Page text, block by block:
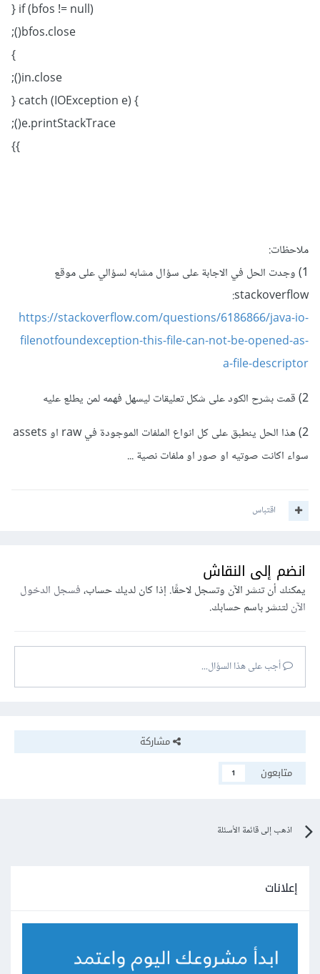
}
} catch (IOException e) {
}
}
ملاحظات:
1) وجدت الحل في الاجابة على سؤال مشابه لسؤالي على موقع
stackoverflow:
https://stackoverflow.com/questions/6186866/java-io-
filenotfoundexception-this-file-can-not-be-opened-as-
a-file-descriptor
2) قمت بشرح الكود على شكل تعليقات ليسهل فهمه لمن يطلع عليه
2) هذا الحل ينطبق على كل انواع الملفات الموجودة في raw او assets
سواء اكانت صوتيه او صور او ملفات نصية ...
اقتباس
انضم إلى النقاش
يمكنك أن تنشر الآن وتسجل لاحقًا. إذا كان لديك حساب،فسجل الدخول
الآنلتنشر باسم حسابك.
أجب على هذا السؤال...
مشاركة
متابعون
1
اذهب إلى قائمة الأسئلة
إعلانات